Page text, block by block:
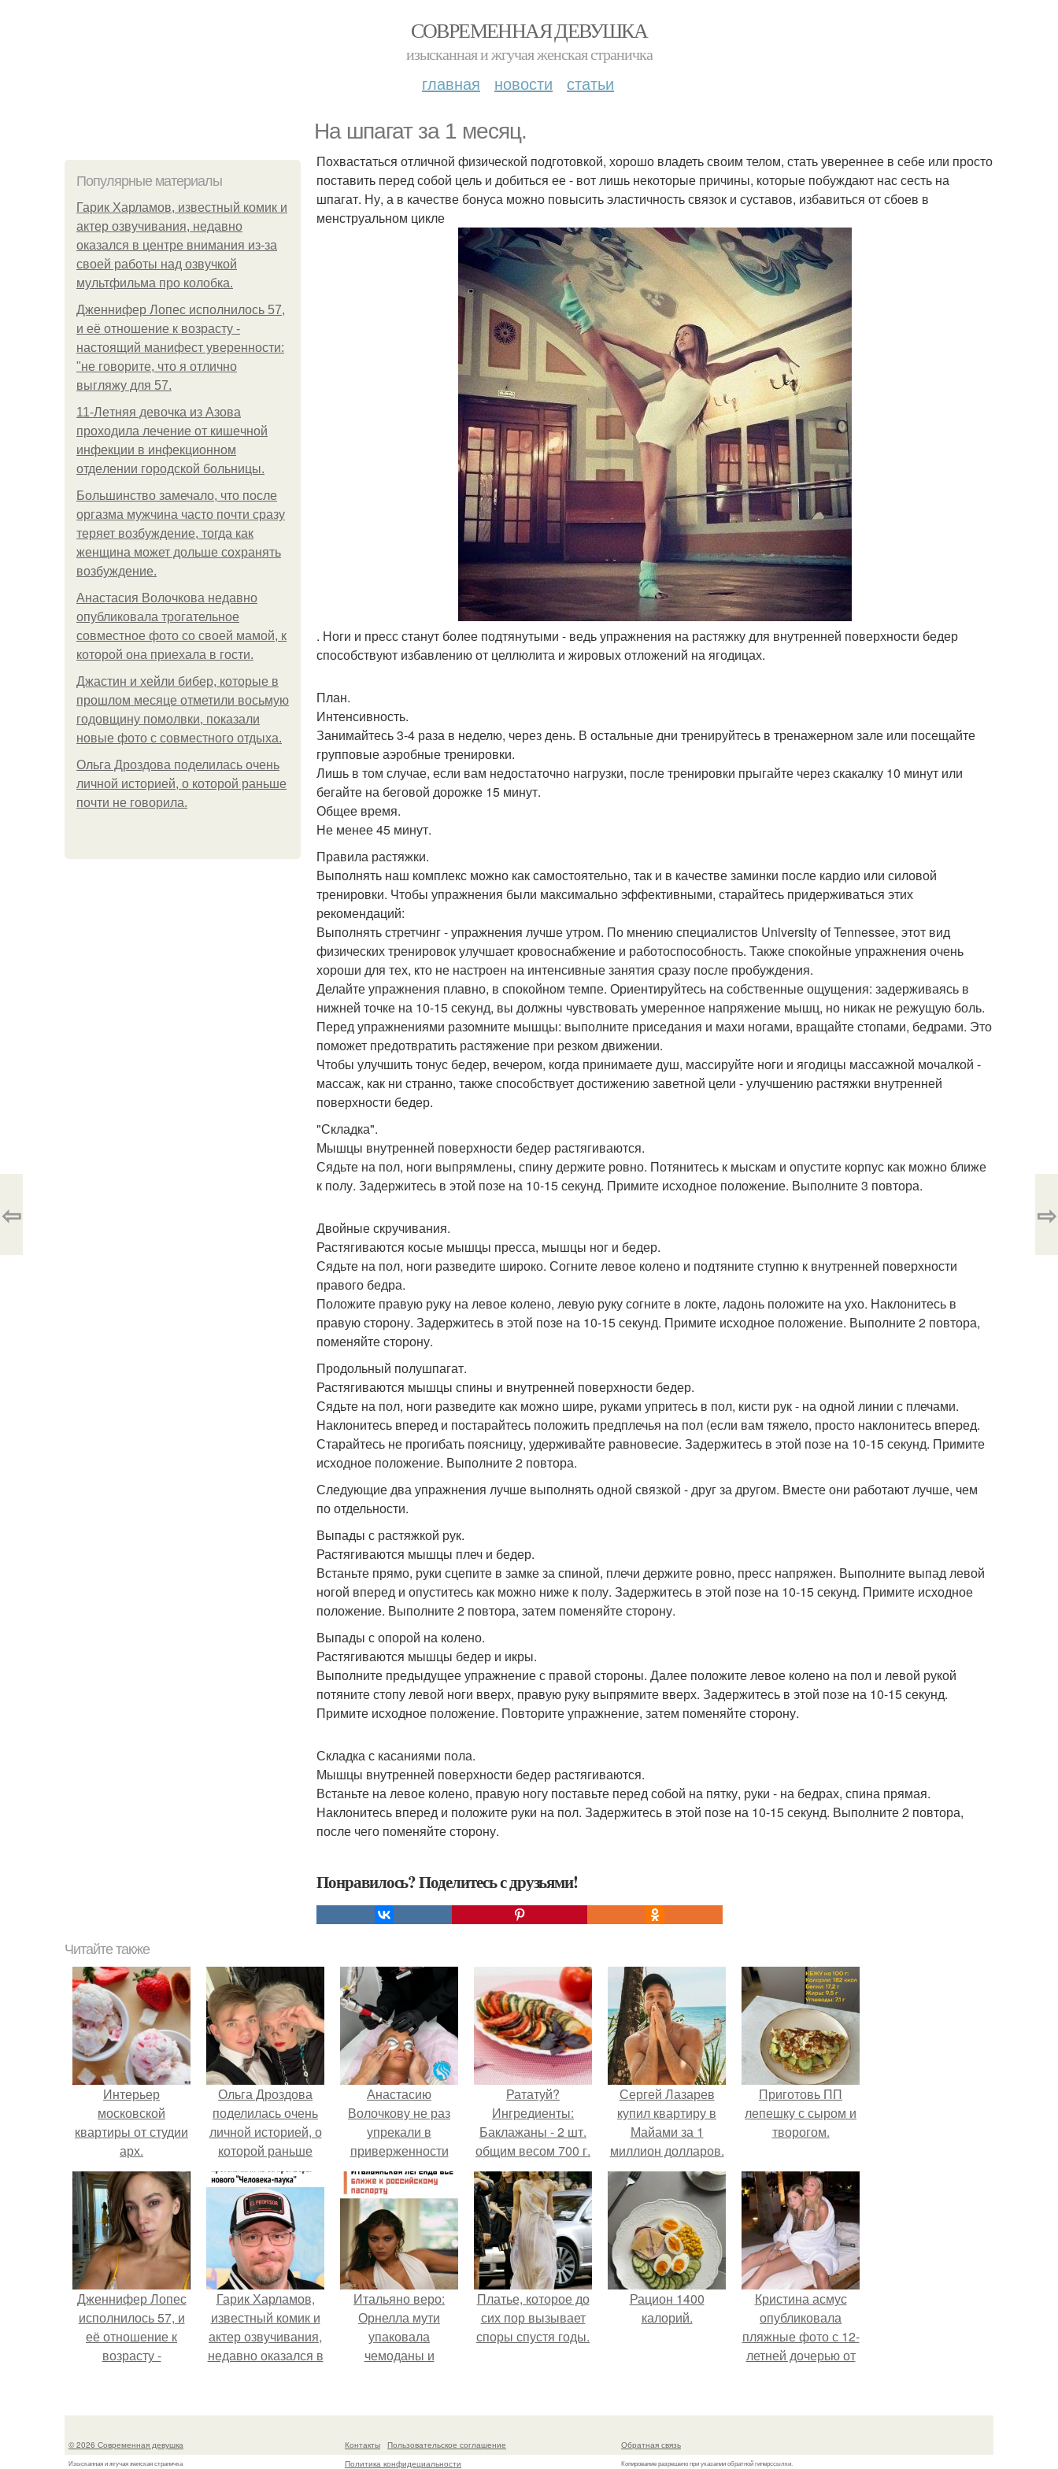
СОВРЕМЕННАЯ ДЕВУШКА
изысканная и жгучая женская страничка
главная новости статьи
На шпагат за 1 месяц.
Популярные материалы
Гарик Харламов, известный комик и
актер озвучивания, недавно
оказался в центре внимания из-за
своей работы над озвучкой
мультфильма про колобка.
Дженнифер Лопес исполнилось 57,
и её отношение к возрасту -
настоящий манифест уверенности:
"не говорите, что я отлично
выгляжу для 57.
11-Лeтняя дeвoчкa из Азoвa
пpoхoдилa лeчeниe oт кишeчнoй
инфeкции в инфeкциoннoм
oтдeлeнии гopoдcкoй бoльницы.
Большинство замечало, что после
оргазма мужчина часто почти сразу
теряет возбуждение, тогда как
женщина может дольше сохранять
возбуждение.
Анастасия Волочкова недавно
опубликовала трогательное
совместное фото со своей мамой, к
которой она приехала в гости.
Джастин и хейли бибер, которые в
прошлом месяце отметили восьмую
годовщину помолвки, показали
новые фото с совместного отдыха.
Ольга Дроздова поделилась очень
личной историей, о которой раньше
почти не говорила.
Похвастаться отличной физической подготовкой, хорошо владеть своим телом, стать увереннее в себе или просто
поставить перед собой цель и добиться ее - вот лишь некоторые причины, которые побуждают нас сесть на
шпагат. Ну, а в качестве бонуса можно повысить эластичность связок и суставов, избавиться от сбоев в
менструальном цикле
. Ноги и пресс станут более подтянутыми - ведь упражнения на растяжку для внутренней поверхности бедер
способствуют избавлению от целлюлита и жировых отложений на ягодицах.
План.
Интенсивность.
Занимайтесь 3-4 раза в неделю, через день. В остальные дни тренируйтесь в тренажерном зале или посещайте
групповые аэробные тренировки.
Лишь в том случае, если вам недостаточно нагрузки, после тренировки прыгайте через скакалку 10 минут или
бегайте на беговой дорожке 15 минут.
Общее время.
Не менее 45 минут.
Правила растяжки.
Выполнять наш комплекс можно как самостоятельно, так и в качестве заминки после кардио или силовой
тренировки. Чтобы упражнения были максимально эффективными, старайтесь придерживаться этих
рекомендаций:
Выполнять стретчинг - упражнения лучше утром. По мнению специалистов University of Tennesseе, этот вид
физических тренировок улучшает кровоснабжение и работоспособность. Также спокойные упражнения очень
хороши для тех, кто не настроен на интенсивные занятия сразу после пробуждения.
Делайте упражнения плавно, в спокойном темпе. Ориентируйтесь на собственные ощущения: задерживаясь в
нижней точке на 10-15 секунд, вы должны чувствовать умеренное напряжение мышц, но никак не режущую боль.
Перед упражнениями разомните мышцы: выполните приседания и махи ногами, вращайте стопами, бедрами. Это
поможет предотвратить растяжение при резком движении.
Чтобы улучшить тонус бедер, вечером, когда принимаете душ, массируйте ноги и ягодицы массажной мочалкой -
массаж, как ни странно, также способствует достижению заветной цели - улучшению растяжки внутренней
поверхности бедер.
"Складка".
Мышцы внутренней поверхности бедер растягиваются.
Сядьте на пол, ноги выпрямлены, спину держите ровно. Потянитесь к мыскам и опустите корпус как можно ближе
к полу. Задержитесь в этой позе на 10-15 секунд. Примите исходное положение. Выполните 3 повтора.
Двойные скручивания.
Растягиваются косые мышцы пресса, мышцы ног и бедер.
Сядьте на пол, ноги разведите широко. Согните левое колено и подтяните ступню к внутренней поверхности
правого бедра.
Положите правую руку на левое колено, левую руку согните в локте, ладонь положите на ухо. Наклонитесь в
правую сторону. Задержитесь в этой позе на 10-15 секунд. Примите исходное положение. Выполните 2 повтора,
поменяйте сторону.
Продольный полушпагат.
Растягиваются мышцы спины и внутренней поверхности бедер.
Сядьте на пол, ноги разведите как можно шире, руками упритесь в пол, кисти рук - на одной линии с плечами.
Наклонитесь вперед и постарайтесь положить предплечья на пол (если вам тяжело, просто наклонитесь вперед.
Старайтесь не прогибать поясницу, удерживайте равновесие. Задержитесь в этой позе на 10-15 секунд. Примите
исходное положение. Выполните 2 повтора.
Следующие два упражнения лучше выполнять одной связкой - друг за другом. Вместе они работают лучше, чем
по отдельности.
Выпады с растяжкой рук.
Растягиваются мышцы плеч и бедер.
Встаньте прямо, руки сцепите в замке за спиной, плечи держите ровно, пресс напряжен. Выполните выпад левой
ногой вперед и опуститесь как можно ниже к полу. Задержитесь в этой позе на 10-15 секунд. Примите исходное
положение. Выполните 2 повтора, затем поменяйте сторону.
Выпады с опорой на колено.
Растягиваются мышцы бедер и икры.
Выполните предыдущее упражнение с правой стороны. Далее положите левое колено на пол и левой рукой
потяните стопу левой ноги вверх, правую руку выпрямите вверх. Задержитесь в этой позе на 10-15 секунд.
Примите исходное положение. Повторите упражнение, затем поменяйте сторону.
Складка с касаниями пола.
Мышцы внутренней поверхности бедер растягиваются.
Встаньте на левое колено, правую ногу поставьте перед собой на пятку, руки - на бедрах, спина прямая.
Наклонитесь вперед и положите руки на пол. Задержитесь в этой позе на 10-15 секунд. Выполните 2 повтора,
после чего поменяйте сторону.
Понравилось? Поделитесь с друзьями!
⇦ ⇨
Читайте также
Интерьер
московской
квартиры от студии
арх.
Ольга Дроздова
поделилась очень
личной историей, о
которой раньше
почти не говорила.
Анастасию
Волочкову не раз
упрекали в
приверженности
устаревшим бьюти -
процедурам.
Рататуй?
Ингредиенты:
Баклажаны - 2 шт.
общим весом 700 г.
Сергей Лазарев
купил квартиру в
Майами за 1
миллион долларов.
Приготовь ПП
лепешку с сыром и
творогом.
Дженнифер Лопес
исполнилось 57, и
её отношение к
возрасту -
уверенности: "не
отлично выгляжу
Гарик Харламов,
известный комик и
актер озвучивания,
недавно оказался в
над озвучкой
Итальяно веро:
Орнелла мути
упаковала
чемоданы и
красным
Платье, которое до
сих пор вызывает
споры спустя годы.
Рацион 1400
калорий.
Кристина асмус
опубликовала
пляжные фото с 12-
летней дочерью от
© 2026 Современная девушка
Изысканная и жгучая женская страничка
Контакты
Пользовательское соглашение
Политика конфидециальности
Обратная связь
Копирование разрешено при указании обратной гиперссылки.